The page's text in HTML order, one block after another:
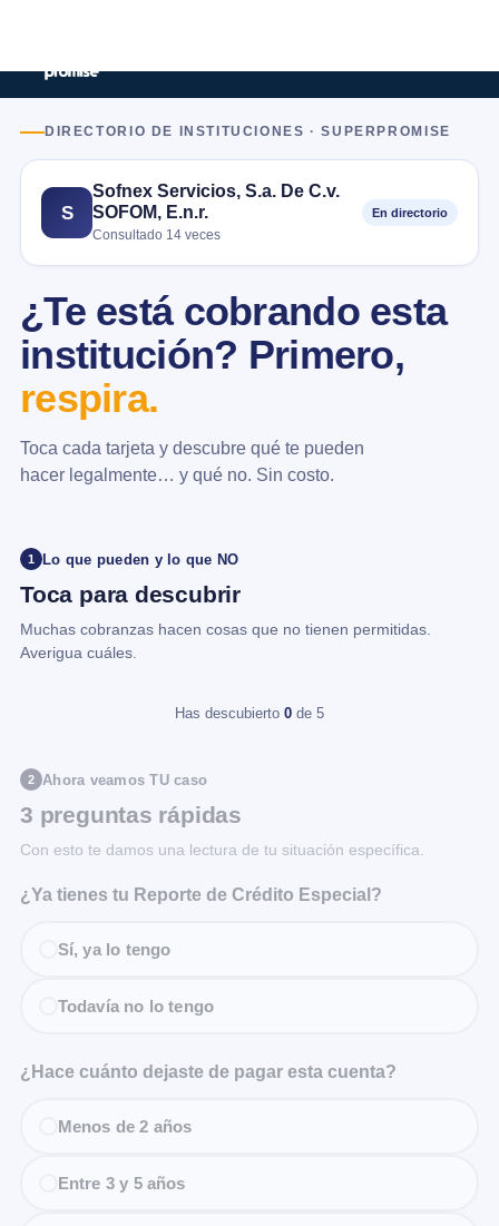
DIRECTORIO DE INSTITUCIONES · SUPERPROMISE
S
Sofnex Servicios, S.a. De C.v.
SOFOM, E.n.r.
Consultado 14 veces
En directorio
¿Te está cobrando esta
institución? Primero,
respira.
Toca cada tarjeta y descubre qué te pueden
hacer legalmente… y qué no. Sin costo.
1 Lo que pueden y lo que NO
Toca para descubrir
Muchas cobranzas hacen cosas que no tienen permitidas.
Averigua cuáles.
Has descubierto 0 de 5
2 Ahora veamos TU caso
3 preguntas rápidas
Con esto te damos una lectura de tu situación específica.
¿Ya tienes tu Reporte de Crédito Especial?
Sí, ya lo tengo
Todavía no lo tengo
¿Hace cuánto dejaste de pagar esta cuenta?
Menos de 2 años
Entre 3 y 5 años